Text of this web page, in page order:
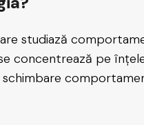
studiază
concentrează pe